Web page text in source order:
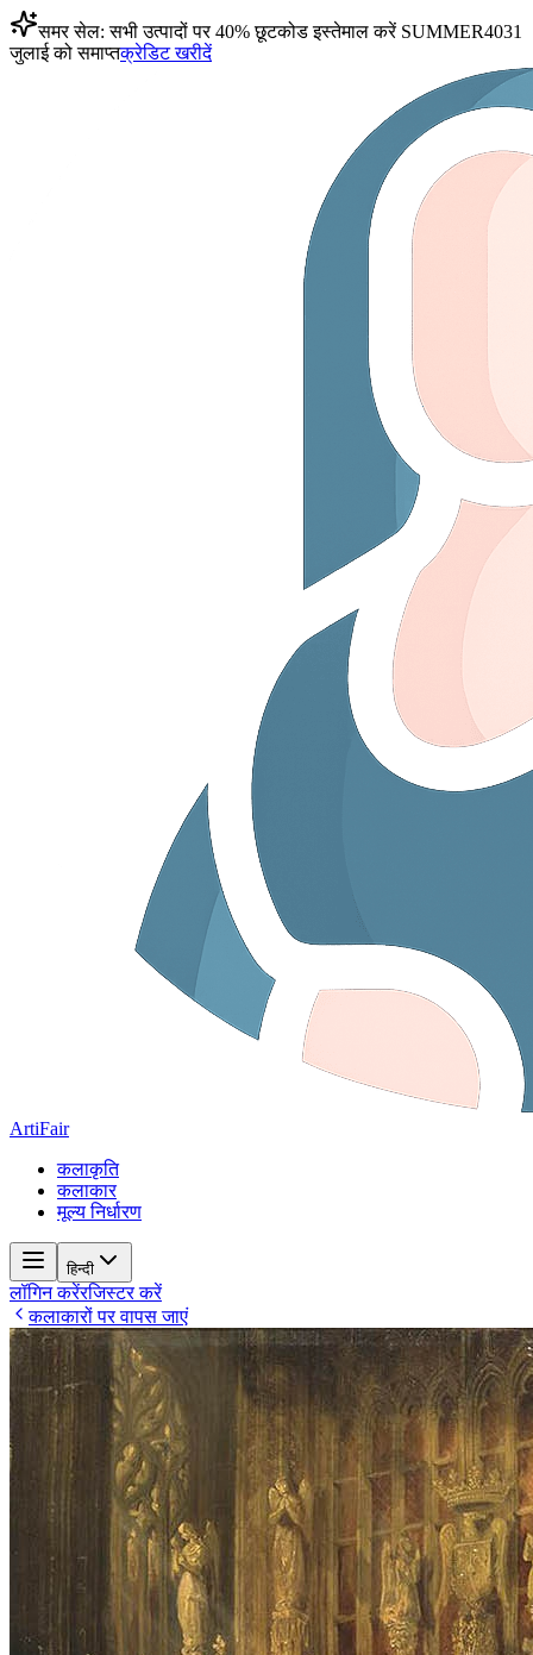
समर सेल: सभी उत्पादों पर 40% छूटकोड इस्तेमाल करें SUMMER4031
जुलाई को समाप्तक्रेडिट खरीदें
ArtiFair
कलाकृति
कलाकार
मूल्य निर्धारण
हिन्दी
लॉगिन करेंरजिस्टर करें
कलाकारों पर वापस जाएं